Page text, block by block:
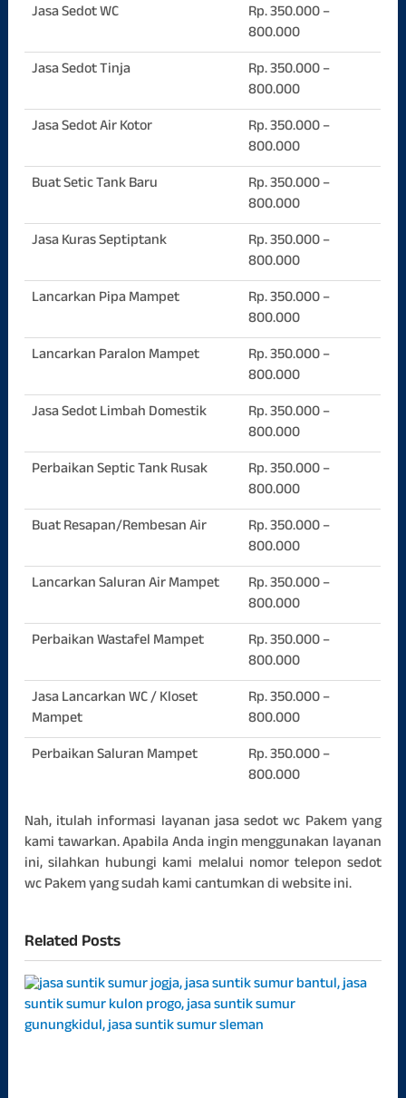
Jasa Sedot WC
Rp. 350.000 –
800.000
Jasa Sedot Tinja
Rp. 350.000 –
800.000
Jasa Sedot Air Kotor
Rp. 350.000 –
800.000
Buat Setic Tank Baru
Rp. 350.000 –
800.000
Jasa Kuras Septiptank
Rp. 350.000 –
800.000
Lancarkan Pipa Mampet
Rp. 350.000 –
800.000
Lancarkan Paralon Mampet
Rp. 350.000 –
800.000
Jasa Sedot Limbah Domestik
Rp. 350.000 –
800.000
Perbaikan Septic Tank Rusak
Rp. 350.000 –
800.000
Buat Resapan/Rembesan Air
Rp. 350.000 –
800.000
Lancarkan Saluran Air Mampet
Rp. 350.000 –
800.000
Perbaikan Wastafel Mampet
Rp. 350.000 –
800.000
Jasa Lancarkan WC / Kloset
Mampet
Rp. 350.000 –
800.000
Perbaikan Saluran Mampet
Rp. 350.000 –
800.000
Nah, itulah informasi layanan jasa sedot wc Pakem yang
kami tawarkan. Apabila Anda ingin menggunakan layanan
ini, silahkan hubungi kami melalui nomor telepon sedot
wc Pakem yang sudah kami cantumkan di website ini.
Related Posts